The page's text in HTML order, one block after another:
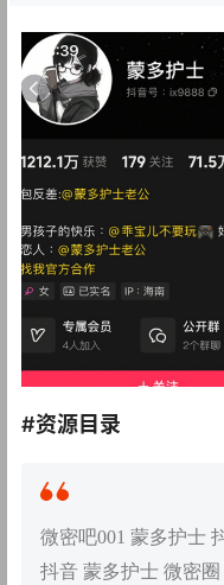
#资源目录
微密吧001 蒙多护士
抖音 蒙多护士 微密圈